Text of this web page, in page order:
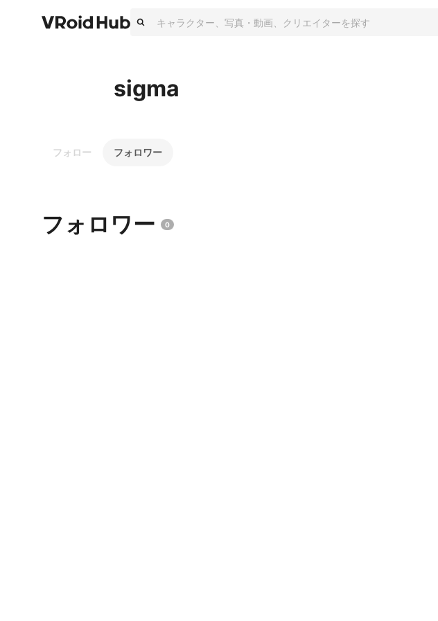
sigma
フォロー フォロワー
フォロワー 0